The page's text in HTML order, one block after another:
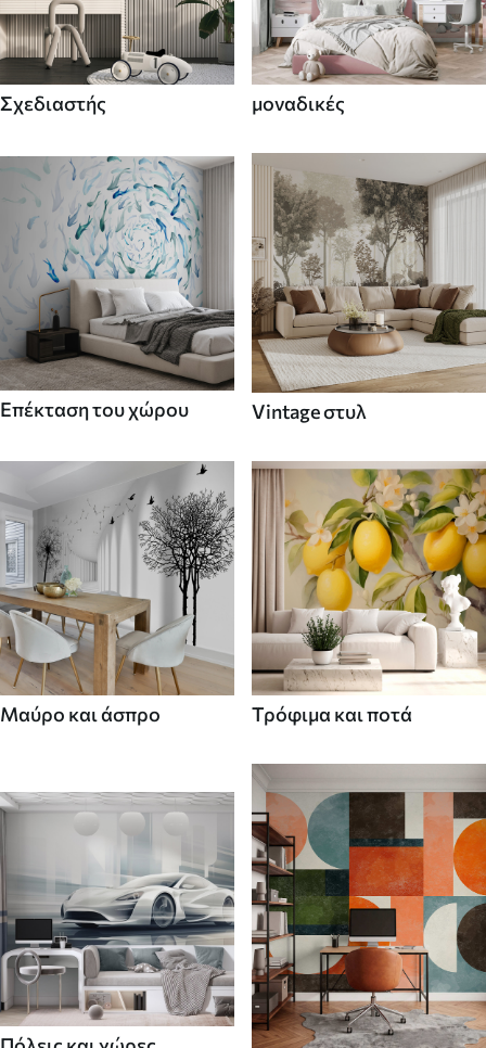
Σχεδιαστής μοναδικές
Επέκταση του χώρου Vintage στυλ
Μαύρο και άσπρο Τρόφιμα και ποτά